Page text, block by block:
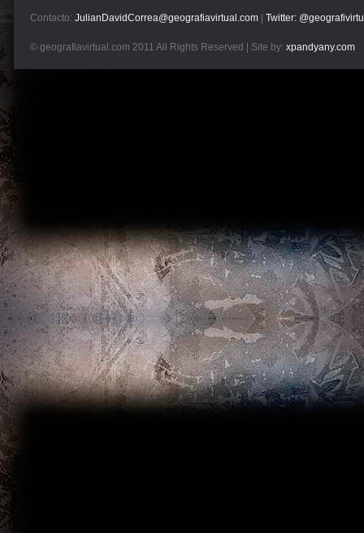
Contacto: JulianDavidCorrea@geografiavirtual.com Twitter:
© geografiavirtual.com 2011 All Rights Reserved | Site by: xpandyany.com